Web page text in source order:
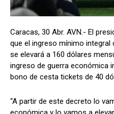
Caracas, 30 Abr. AVN.- El
que el ingreso mínimo integral
se elevará a 160 dólares
ingreso de guerra económica
bono de cesta tickets de 40
“A partir de este decreto lo